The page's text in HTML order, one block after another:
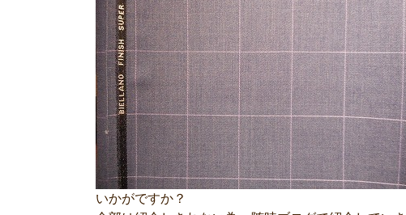
いかがですか？